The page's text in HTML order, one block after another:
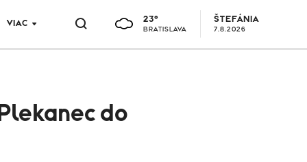
VIAC 23°
BRATISLAVA
ŠTEFÁNIA
7.8.2026
do